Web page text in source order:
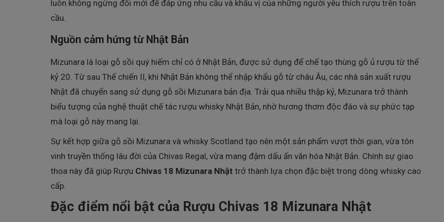
luôn không ngừng đổi mới để đáp ứng nhu cầu và khẩu vị của những người yêu thích rượu trên toàn
cầu.
Nguồn cảm hứng từ Nhật Bản
Mizunara là loại gỗ sồi quý hiếm chỉ có ở Nhật Bản, được sử dụng để chế tạo thùng gỗ ủ rượu từ thế
kỷ 20. Từ sau Thế chiến II, khi Nhật Bản không thể nhập khẩu gỗ từ châu Âu, các nhà sản xuất rượu
Nhật đã chuyển sang sử dụng gỗ sồi Mizunara bản địa. Trải qua nhiều thập kỷ, Mizunara trở thành
biểu tượng của nghệ thuật chế tác rượu whisky Nhật Bản, nhờ hương thơm độc đáo và sự phức tạp
mà loại gỗ này mang lại.
Sự kết hợp giữa gỗ sồi Mizunara và whisky Scotland tạo nên một sản phẩm vượt thời gian, vừa tôn
vinh truyền thống lâu đời của Chivas Regal, vừa mang đậm dấu ấn văn hóa Nhật Bản. Chính sự giao
thoa này đã giúp Rượu Chivas 18 Mizunara Nhật trở thành lựa chọn đặc biệt trong dòng whisky cao
cấp.
Đặc điểm nổi bật của Rượu Chivas 18 Mizunara Nhật